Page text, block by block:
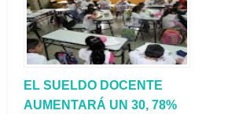
EL SUELDO DOCENTE
AUMENTARÁ UN 30, 78%